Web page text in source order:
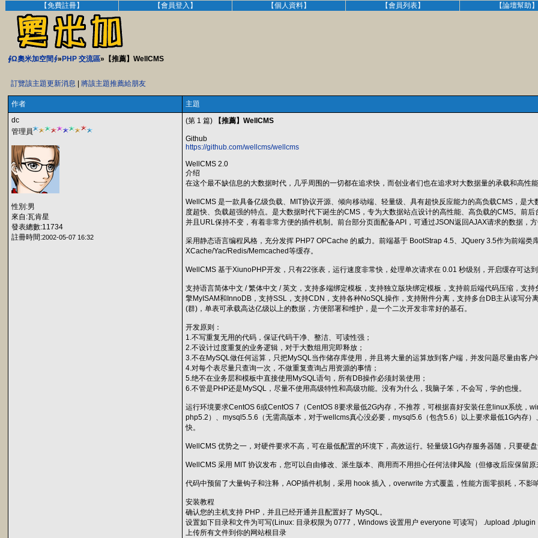
【免費註冊】 【會員登入】 【個人資料】 【會員列表】 【論壇幫助】
∮Ω奧米加空間∮» PHP 交流區»【推薦】WellCMS
訂覽該主題更新消息 將該主題推薦給朋友
作者
主題
dc
管理員
性別:男
來自:瓦肯星
發表總數:11734
註冊時間:2002-05-07 16:32
(第 1 篇) 【推薦】WellCMS
Github
https://github.com/wellcms/wellcms
WellCMS 2.0
介绍
在这个最不缺信息的大数据时代，几乎周围的一切都在追求快，而创业者们也在追求对大数据量的承载和高性
WellCMS 是一款具备亿级负载、MIT协议开源、倾向移动端、轻量级、具有超快反应能力的高负载CMS，是
度超快、负载超强的特点。是大数据时代下诞生的CMS，专为大数据站点设计的高性能、高负载的CMS。前
并且URL保持不变，有着非常方便的插件机制。前台部分页面配备API，可通过JSON返回AJAX请求的数据，
采用静态语言编程风格，充分发挥 PHP7 OPCache 的威力。前端基于 BootStrap 4.5、JQuery 3.5作为前端
XCache/Yac/Redis/Memcached等缓存。
WellCMS 基于XiunoPHP开发，只有22张表，运行速度非常快，处理单次请求在 0.01 秒级别，开启缓存可达
支持语言简体中文 / 繁体中文 / 英文，支持多端绑定模板，支持独立版块绑定模板，支持前后端代码压缩，支
擎MyISAM和InnoDB，支持SSL，支持CDN，支持各种NoSQL操作，支持附件分离，支持多台DB主从读写
(群)，单表可承载高达亿级以上的数据，方便部署和维护，是一个二次开发非常好的基石。
开发原则：
1.不写重复无用的代码，保证代码干净、整洁、可读性强；
2.不设计过度重复的业务逻辑，对于大数组用完即释放；
3.不在MySQL做任何运算，只把MySQL当作储存库使用，并且将大量的运算放到客户端，并发问题尽量由客
4.对每个表尽量只查询一次，不做重复查询占用资源的事情；
5.绝不在业务层和模板中直接使用MySQL语句，所有DB操作必须封装使用；
6.不管是PHP还是MySQL，尽量不使用高级特性和高级功能。没有为什么，我脑子笨，不会写，学的也慢。
运行环境要求CentOS 6或CentOS 7（CentOS 8要求最低2G内存，不推荐，可根据喜好安装任意linux系统
php5.2）、mysql5.5.6（无需高版本，对于wellcms真心没必要，mysql5.6（包含5.6）以上要求最低1G内存
快。
WellCMS 优势之一，对硬件要求不高，可在最低配置的环境下，高效运行。轻量级1G内存服务器随，只要硬
WellCMS 采用 MIT 协议发布，您可以自由修改、派生版本、商用而不用担心任何法律风险（但修改后应保留
代码中预留了大量钩子和注释，AOP插件机制，采用 hook 插入，overwrite 方式覆盖，性能方面零损耗，不
安装教程
确认您的主机支持 PHP，并且已经开通并且配置好了 MySQL。
设置如下目录和文件为可写(Linux: 目录权限为 0777，Windows 设置用户 everyone 可读写） ./upload ./
上传所有文件到你的网站根目录